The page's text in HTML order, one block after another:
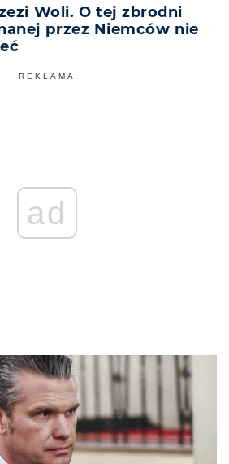
Woli. O tej zbrodni
przez Niemców nie
REKLAMA
ad